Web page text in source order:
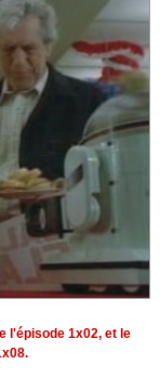
l'épisode 1x02, et le